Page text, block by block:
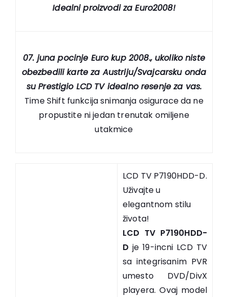
Idealni proizvodi za Euro2008!
07. juna pocinje Euro kup 2008., ukoliko niste
obezbedili karte za Austriju/Svajcarsku onda
su Prestigio LCD TV idealno resenje za vas.
Time Shift funkcija snimanja osigurace da ne
propustite ni jedan trenutak omiljene
utakmice
LCD TV P7190HDD-D.
Uživajte u
elegantnom stilu
života!
LCD TV P7190HDD-
D je 19-incni LCD TV
sa integrisanim PVR
umesto DVD/DivX
playera. Ovaj model